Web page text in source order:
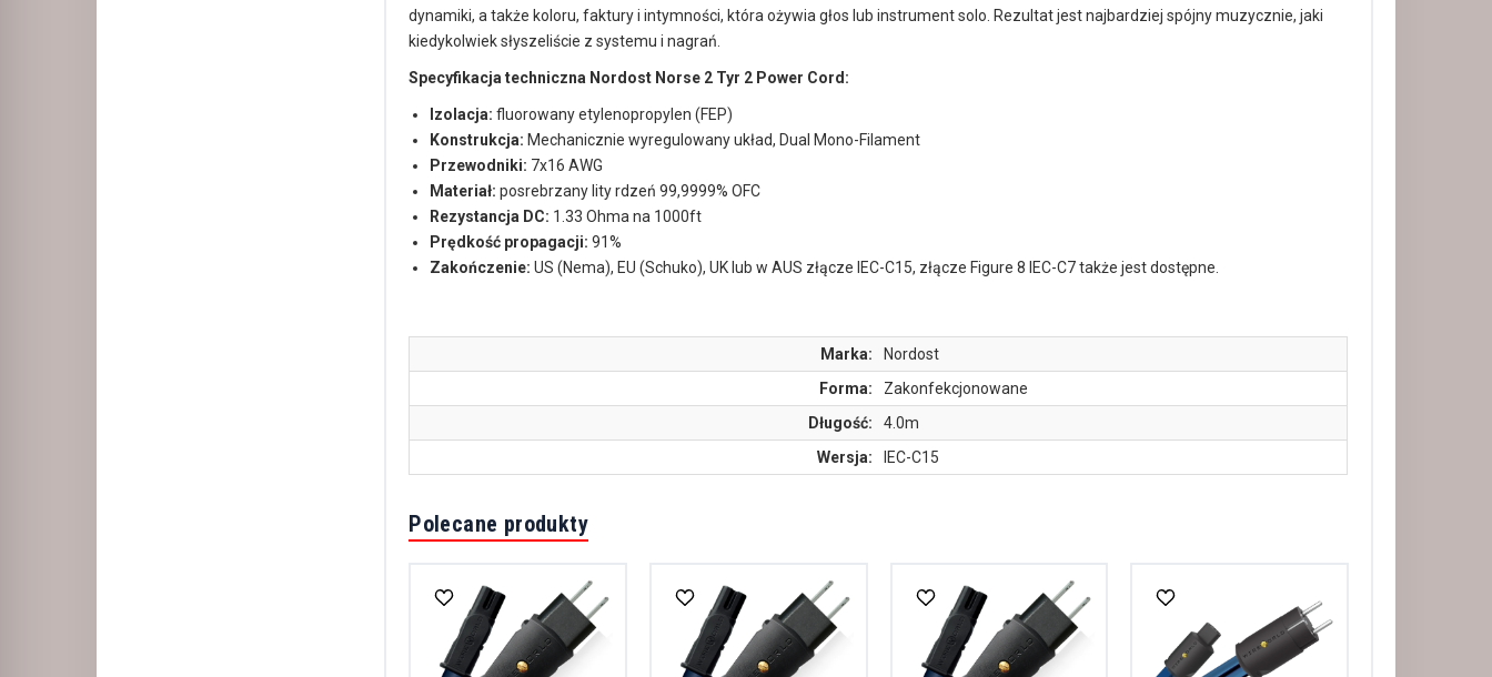
dynamiki, a także koloru, faktury i intymności, która ożywia głos lub instrument solo. Rezultat jest najbardziej spójny muzycznie, jaki
kiedykolwiek słyszeliście z systemu i nagrań.
Specyfikacja techniczna Nordost Norse 2 Tyr 2 Power Cord:
Izolacja: fluorowany etylenopropylen (FEP)
Konstrukcja: Mechanicznie wyregulowany układ, Dual Mono-Filament
Przewodniki: 7x16 AWG
Materiał: posrebrzany lity rdzeń 99,9999% OFC
Rezystancja DC: 1.33 Ohma na 1000ft
Prędkość propagacji: 91%
Zakończenie: US (Nema), EU (Schuko), UK lub w AUS złącze IEC-C15, złącze Figure 8 IEC-C7 także jest dostępne.
Marka:
Nordost
Forma:
Zakonfekcjonowane
Długość:
4.0m
Wersja:
IEC-C15
Polecane produkty